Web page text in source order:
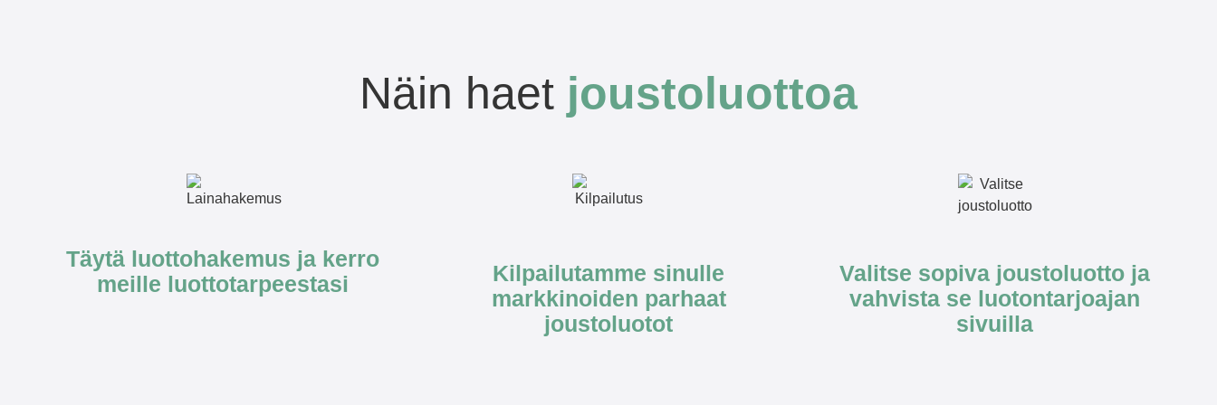
Näin haet joustoluottoa
Täytä luottohakemus ja kerro
meille luottotarpeestasi
Kilpailutamme sinulle
markkinoiden parhaat
joustoluotot
Valitse sopiva joustoluotto ja
vahvista se luotontarjoajan
sivuilla